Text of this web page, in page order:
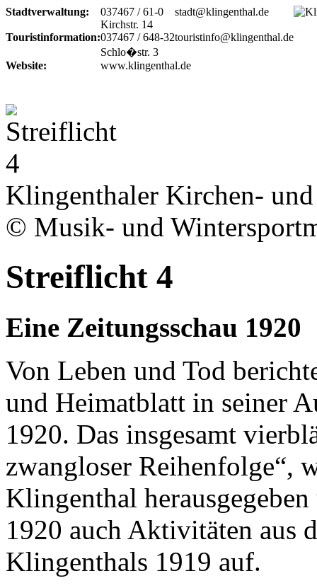
Stadtverwaltung:
037467 / 61-0
Kirchstr. 14
stadt@klingenthal.de
Touristinformation:037467 / 648-32
Schlo�str. 3
touristinfo@klingenthal.de
Website: www.klingenthal.de
Klingenthaler Kirchen-
© Musik- und
Streiflicht 4
Eine Zeitungsschau 1920
Von Leben und Tod
und Heimatblatt in seiner
1920. Das insgesamt
zwangloser Reihenfolge“,
Klingenthal
1920 auch Aktivitäten aus
Klingenthals 1919 auf.